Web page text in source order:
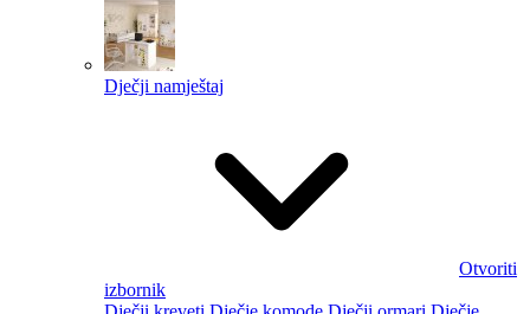
Dječji namještaj
Otvoriti
izbornik